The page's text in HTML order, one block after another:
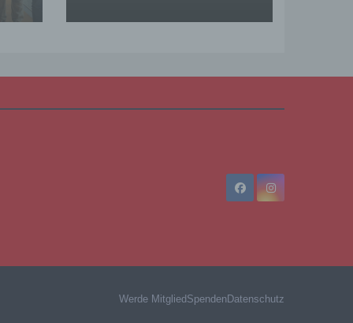
Werde MitgliedSpendenDatenschutz